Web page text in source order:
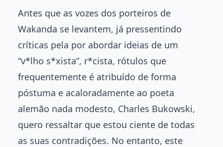
Antes que as vozes dos porteiros de
Wakanda se levantem, já pressentindo
críticas pela por abordar ideias de um
“v*lho s*xista”, r*cista, rótulos que
frequentemente é atribuído de forma
póstuma e acaloradamente ao poeta
alemão nada modesto, Charles Bukowski,
quero ressaltar que estou ciente de todas
as suas contradições. No entanto, este